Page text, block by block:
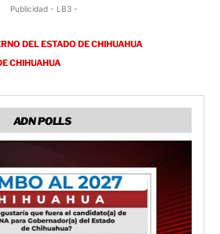
Publicidad - LB3 -
DEL ESTADO DE CHIHUAHUA
CHIHUAHUA
ADN POLLS